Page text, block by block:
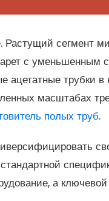
сегмент
с уменьшенным
ацетатные трубки
масштабах
полых труб.
а